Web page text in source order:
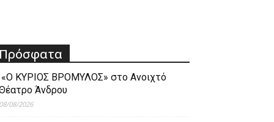
Πρόσφατα
«Ο ΚΥΡΙΟΣ ΒΡΟΜΥΛΟΣ» στο Ανοιχτό
Άνδρου
08/08/2026